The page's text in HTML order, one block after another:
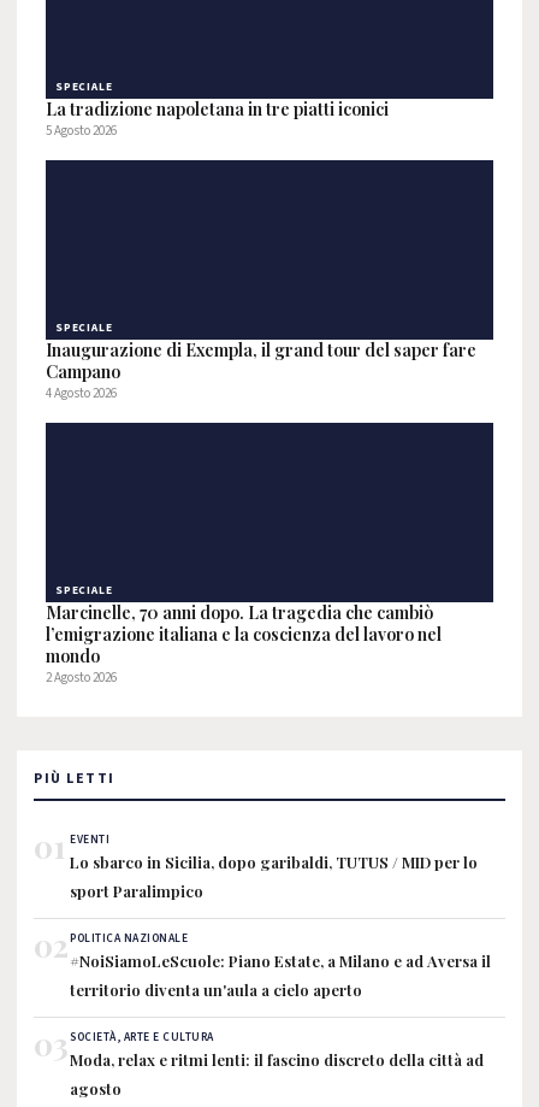
SPECIALE
La tradizione napoletana in tre piatti iconici
5 Agosto 2026
SPECIALE
Inaugurazione di Exempla, il grand tour del saper fare
Campano
4 Agosto 2026
SPECIALE
Marcinelle, 70 anni dopo. La tragedia che cambiò
l’emigrazione italiana e la coscienza del lavoro nel
mondo
2 Agosto 2026
PIÙ LETTI
01 EVENTI
Lo sbarco in Sicilia, dopo garibaldi, TUTUS / MID per lo
sport Paralimpico
02POLITICA NAZIONALE
#NoiSiamoLeScuole: Piano Estate, a Milano e ad Aversa il
territorio diventa un'aula a cielo aperto
03SOCIETÀ, ARTE E CULTURA
Moda, relax e ritmi lenti: il fascino discreto della città ad
agosto